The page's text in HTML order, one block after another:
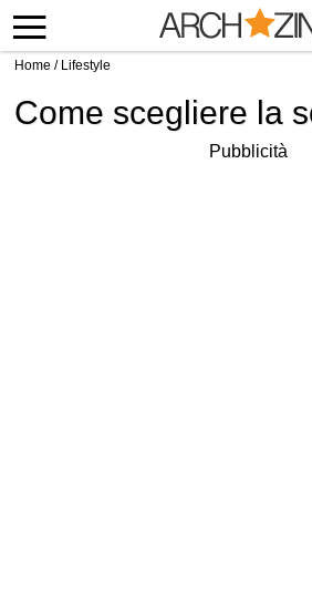
Home / Lifestyle
Come scegliere la
Pubblicità